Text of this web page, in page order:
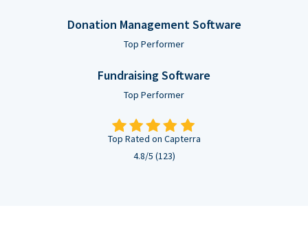
Donation Management Software
Top Performer
Fundraising Software
Top Performer
Top Rated on Capterra
4.8/5 (123)